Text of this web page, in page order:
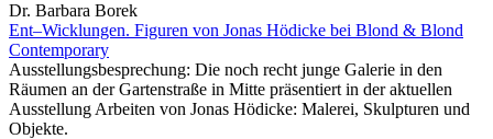
Dr. Barbara Borek
Ent–Wicklungen. Figuren von Jonas Hödicke bei Blond & Blond
Contemporary
Ausstellungsbesprechung: Die noch recht junge Galerie in den
Räumen an der Gartenstraße in Mitte präsentiert in der aktuellen
Ausstellung Arbeiten von Jonas Hödicke: Malerei, Skulpturen und
Objekte.